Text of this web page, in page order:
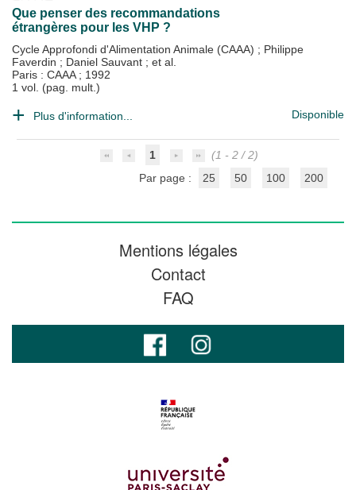
Que penser des recommandations
étrangères pour les VHP ?
Cycle Approfondi d'Alimentation Animale (CAAA) ; Philippe
Faverdin ; Daniel Sauvant ; et al.
Paris : CAAA ; 1992
1 vol. (pag. mult.)
Plus d'information... Disponible
1
(1 - 2 / 2)
Par page :
25 50 100 200
Mentions légales
Contact
FAQ